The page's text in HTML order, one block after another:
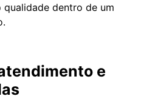
qualidade dentro de um
e